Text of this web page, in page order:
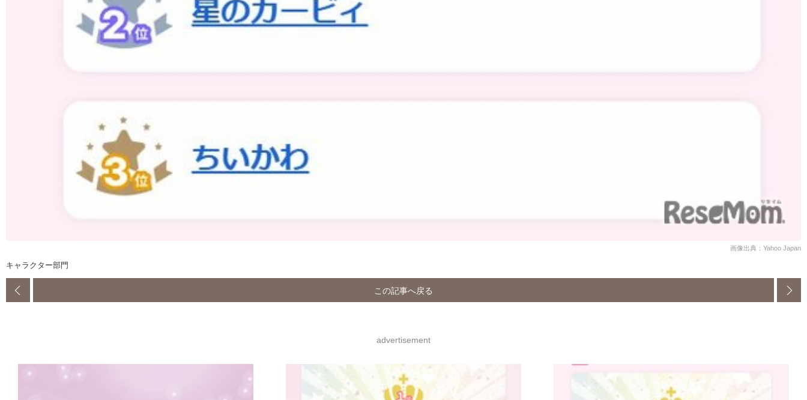
画像出典：Yahoo Japan
キャラクター部門
この記事へ戻る
advertisement